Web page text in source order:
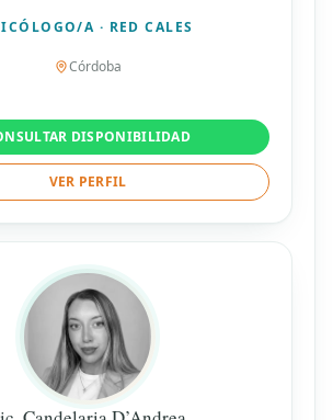
A · RED CALES
Córdoba
DISPONIBILIDAD
VER PERFIL